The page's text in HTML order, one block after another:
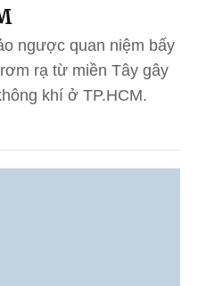
ngược quan niệm bấy
rạ từ miền Tây gây
khí ở TP.HCM.